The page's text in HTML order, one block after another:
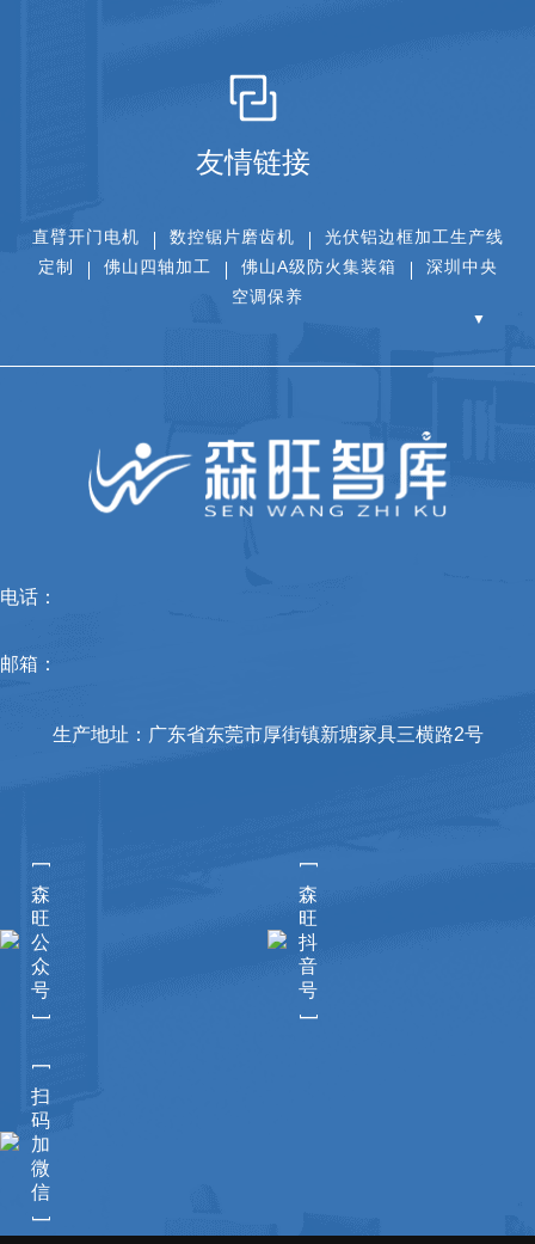
友情链接
直臂开门电机 数控锯片磨齿机
光伏铝边框加工生产线
定制
佛山四轴加工 佛山A级防火集装箱
深圳中央
空调保养
▼
电话：
邮箱：
生产地址：广东省东莞市厚街镇新塘家具三横路2号
[
森
旺
公
众
号
]
[
森
旺
抖
音
号
]
[
扫
码
加
微
信
]